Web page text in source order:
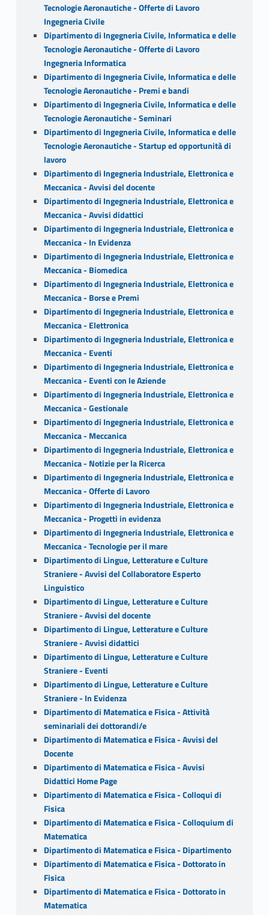
Tecnologie Aeronautiche - Offerte di Lavoro
Ingegneria Civile
Dipartimento di Ingegneria Civile, Informatica e delle
Tecnologie Aeronautiche - Offerte di Lavoro
Ingegneria Informatica
Dipartimento di Ingegneria Civile, Informatica e delle
Tecnologie Aeronautiche - Premi e bandi
Dipartimento di Ingegneria Civile, Informatica e delle
Tecnologie Aeronautiche - Seminari
Dipartimento di Ingegneria Civile, Informatica e delle
Tecnologie Aeronautiche - Startup ed opportunità di
lavoro
Dipartimento di Ingegneria Industriale, Elettronica e
Meccanica - Avvisi del docente
Dipartimento di Ingegneria Industriale, Elettronica e
Meccanica - Avvisi didattici
Dipartimento di Ingegneria Industriale, Elettronica e
Meccanica - In Evidenza
Dipartimento di Ingegneria Industriale, Elettronica e
Meccanica - Biomedica
Dipartimento di Ingegneria Industriale, Elettronica e
Meccanica - Borse e Premi
Dipartimento di Ingegneria Industriale, Elettronica e
Meccanica - Elettronica
Dipartimento di Ingegneria Industriale, Elettronica e
Meccanica - Eventi
Dipartimento di Ingegneria Industriale, Elettronica e
Meccanica - Eventi con le Aziende
Dipartimento di Ingegneria Industriale, Elettronica e
Meccanica - Gestionale
Dipartimento di Ingegneria Industriale, Elettronica e
Meccanica - Meccanica
Dipartimento di Ingegneria Industriale, Elettronica e
Meccanica - Notizie per la Ricerca
Dipartimento di Ingegneria Industriale, Elettronica e
Meccanica - Offerte di Lavoro
Dipartimento di Ingegneria Industriale, Elettronica e
Meccanica - Progetti in evidenza
Dipartimento di Ingegneria Industriale, Elettronica e
Meccanica - Tecnologie per il mare
Dipartimento di Lingue, Letterature e Culture
Straniere - Avvisi del Collaboratore Esperto
Linguistico
Dipartimento di Lingue, Letterature e Culture
Straniere - Avvisi del docente
Dipartimento di Lingue, Letterature e Culture
Straniere - Avvisi didattici
Dipartimento di Lingue, Letterature e Culture
Straniere - Eventi
Dipartimento di Lingue, Letterature e Culture
Straniere - In Evidenza
Dipartimento di Matematica e Fisica - Attività
seminariali dei dottorandi/e
Dipartimento di Matematica e Fisica - Avvisi del
Docente
Dipartimento di Matematica e Fisica - Avvisi
Didattici Home Page
Dipartimento di Matematica e Fisica - Colloqui di
Fisica
Dipartimento di Matematica e Fisica - Colloquium di
Matematica
Dipartimento di Matematica e Fisica - Dipartimento
Dipartimento di Matematica e Fisica - Dottorato in
Fisica
Dipartimento di Matematica e Fisica - Dottorato in
Matematica